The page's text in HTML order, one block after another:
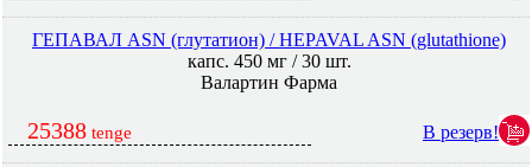
ГЕПАВАЛ ASN (глутатион) / HEPAVAL ASN (glutathione)
капс. 450 мг / 30 шт.
Валартин Фарма
25388 tenge В резерв!